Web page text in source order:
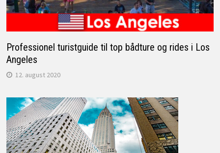
Professionel turistguide til top bådture og rides i Los
Angeles
12. august 2020